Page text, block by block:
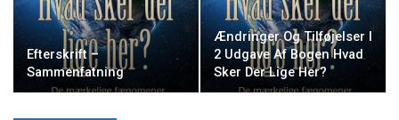
Efterskrift –
Sammenfatning
Ændringer Og Tilføjelser I
2 Udgave Af Bogen Hvad
Sker Der Lige Her?